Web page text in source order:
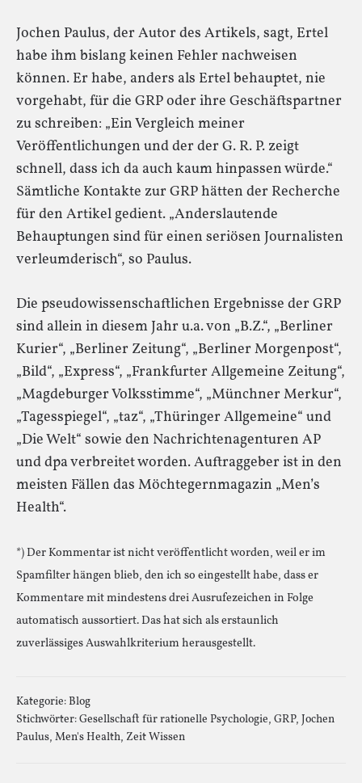
Jochen Paulus, der Autor des Artikels, sagt, Ertel
habe ihm bislang keinen Fehler nachweisen
können. Er habe, anders als Ertel behauptet, nie
vorgehabt, für die GRP oder ihre Geschäftspartner
zu schreiben: „Ein Vergleich meiner
Veröffentlichungen und der der G. R. P. zeigt
schnell, dass ich da auch kaum hinpassen würde.“
Sämtliche Kontakte zur GRP hätten der Recherche
für den Artikel gedient. „Anderslautende
Behauptungen sind für einen seriösen Journalisten
verleumderisch“, so Paulus.
Die pseudowissenschaftlichen Ergebnisse der GRP
sind allein in diesem Jahr u.a. von „B.Z.“, „Berliner
Kurier“, „Berliner Zeitung“, „Berliner Morgenpost“,
„Bild“, „Express“, „Frankfurter Allgemeine Zeitung“,
„Magdeburger Volksstimme“, „Münchner Merkur“,
„Tagesspiegel“, „taz“, „Thüringer Allgemeine“ und
„Die Welt“ sowie den Nachrichtenagenturen AP
und dpa verbreitet worden. Auftraggeber ist in den
meisten Fällen das Möchtegernmagazin „Men’s
Health“.
*) Der Kommentar ist nicht veröffentlicht worden, weil er im
Spamfilter hängen blieb, den ich so eingestellt habe, dass er
Kommentare mit mindestens drei Ausrufezeichen in Folge
automatisch aussortiert. Das hat sich als erstaunlich
zuverlässiges Auswahlkriterium herausgestellt.
Kategorie:Blog
Stichwörter:Gesellschaft für rationelle Psychologie, GRP, Jochen
Paulus, Men's Health, Zeit Wissen